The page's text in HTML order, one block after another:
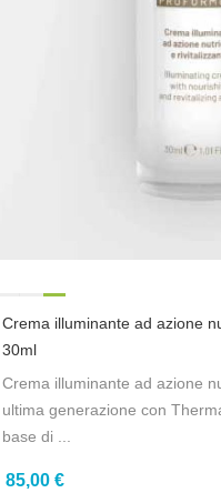
Crema illuminante ad azione
30ml
Crema illuminante ad azione
ultima generazione con
base di ...
85,00 €